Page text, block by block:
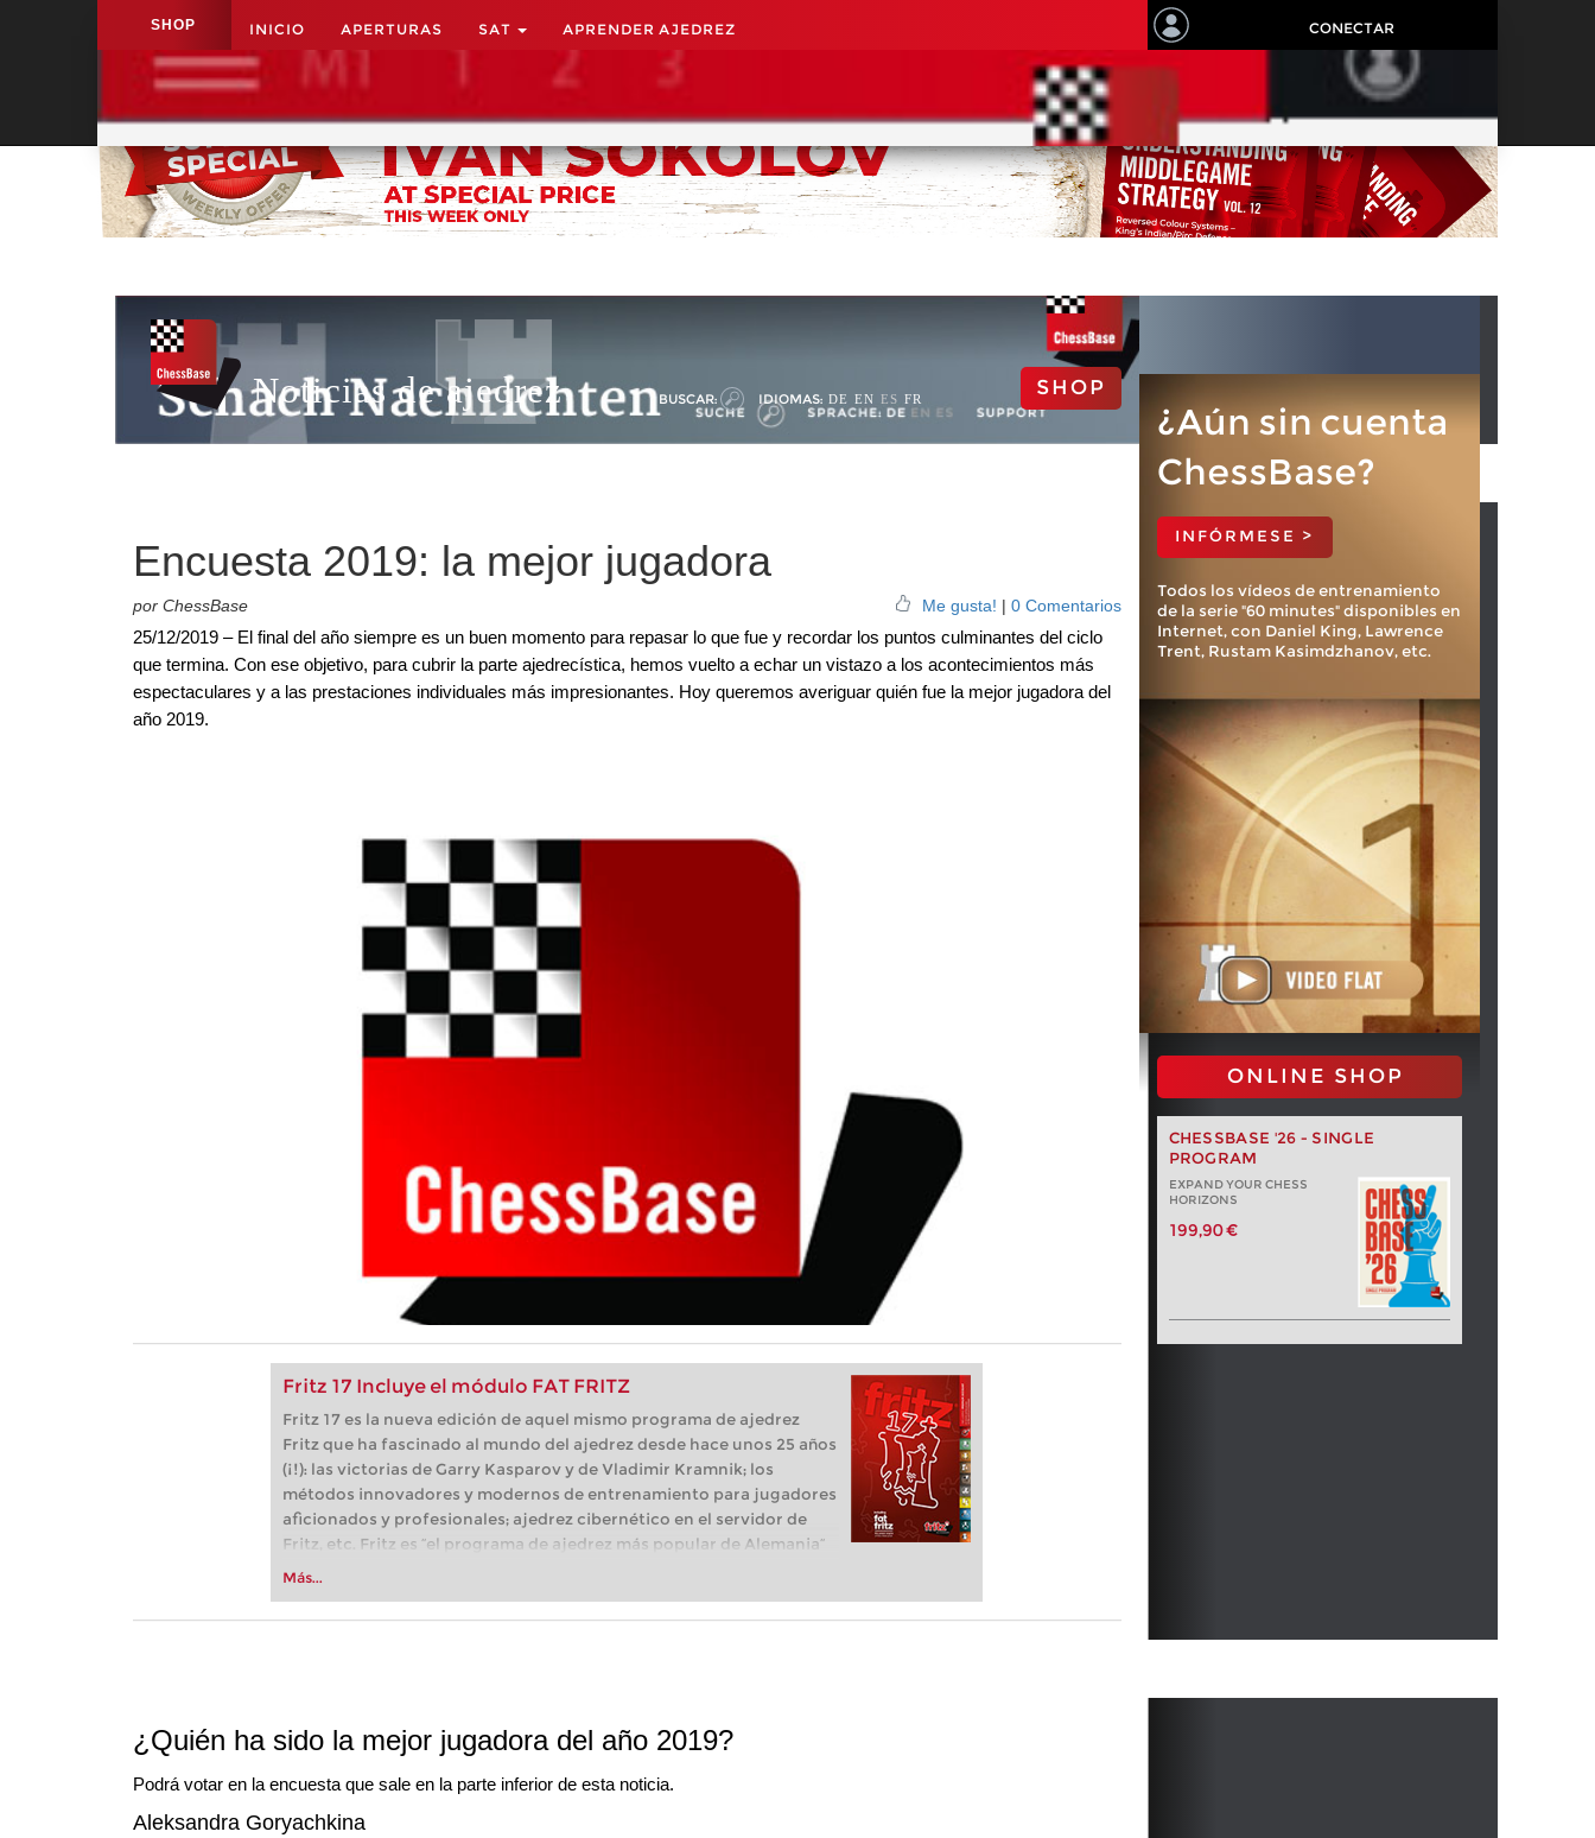
SHOP INICIO APERTURAS SAT APRENDER AJEDREZ CONECTAR
Noticias de ajedrez BUSCAR: IDIOMAS: DE EN ES FR SHOP
Encuesta 2019: la mejor jugadora
por ChessBase Me gusta! | 0 Comentarios
25/12/2019 – El final del año siempre es un buen momento para repasar lo que fue y recordar los puntos culminantes del ciclo
que termina. Con ese objetivo, para cubrir la parte ajedrecística, hemos vuelto a echar un vistazo a los acontecimientos más
espectaculares y a las prestaciones individuales más impresionantes. Hoy queremos averiguar quién fue la mejor jugadora del
año 2019.
Fritz 17 Incluye el módulo FAT FRITZ
Fritz 17 es la nueva edición de aquel mismo programa de ajedrez
Fritz que ha fascinado al mundo del ajedrez desde hace unos 25 años
(¡!): las victorias de Garry Kasparov y de Vladimir Kramnik; los
métodos innovadores y modernos de entrenamiento para jugadores
aficionados y profesionales; ajedrez cibernético en el servidor de
Fritz, etc. Fritz es “el programa de ajedrez más popular de Alemania”
(Der Spiegel) y ofrece todo lo que necesita el ajedrecista. La novedad
neuronal de inteligencia artificial, "Fat Fritz".
Más...
¿Aún sin cuenta
ChessBase?
INFÓRMESE >
Todos los vídeos de entrenamiento
de la serie "60 minutes" disponibles en
Internet, con Daniel King, Lawrence
Trent, Rustam Kasimdzhanov, etc.
ONLINE SHOP
CHESSBASE '26 - SINGLE
PROGRAM
EXPAND YOUR CHESS
HORIZONS
199,90 €
¿Quién ha sido la mejor jugadora del año 2019?
Podrá votar en la encuesta que sale en la parte inferior de esta noticia.
Aleksandra Goryachkina
Application name